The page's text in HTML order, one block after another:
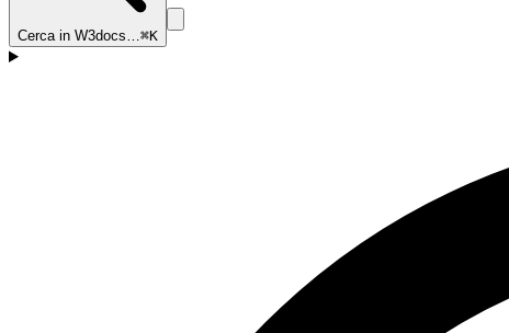
Cerca in W3docs…⌘K